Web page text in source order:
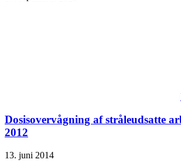
Dosisovervågning af stråleudsatte
2012
13. juni 2014